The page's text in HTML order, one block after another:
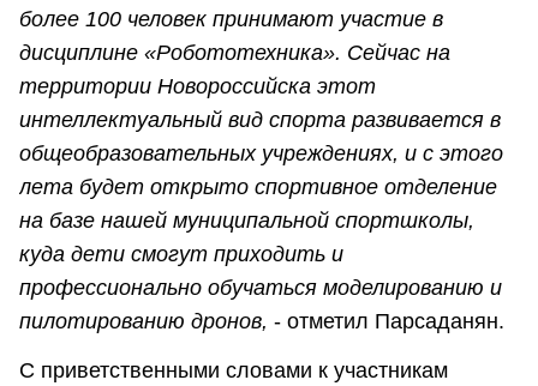
более 100 человек принимают участие в
дисциплине «Робототехника». Сейчас на
территории Новороссийска этот
интеллектуальный вид спорта развивается в
общеобразовательных учреждениях, и с этого
лета будет открыто спортивное отделение
на базе нашей муниципальной спортшколы,
куда дети смогут приходить и
профессионально обучаться моделированию и
пилотированию дронов, - отметил Парсаданян.
С приветственными словами к участникам